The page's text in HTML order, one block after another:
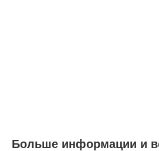
Больше информации и